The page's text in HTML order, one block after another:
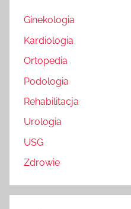
Ginekologia
Kardiologia
Ortopedia
Podologia
Rehabilitacja
Urologia
USG
Zdrowie